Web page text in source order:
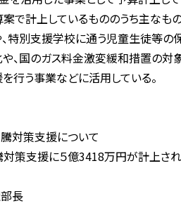
しているもののうち主なもの
支援学校に通う児童生徒等の保
のガス料金激変緩和措置の対象
事業などに活用している。
対策支援について
に５億3418万円が計上されて
長